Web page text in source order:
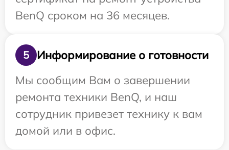
BenQ сроком на 36 месяцев.
5
Информирование о готовности
Мы сообщим Вам о завершении
ремонта техники BenQ, и наш
сотрудник привезет технику к вам
домой или в офис.